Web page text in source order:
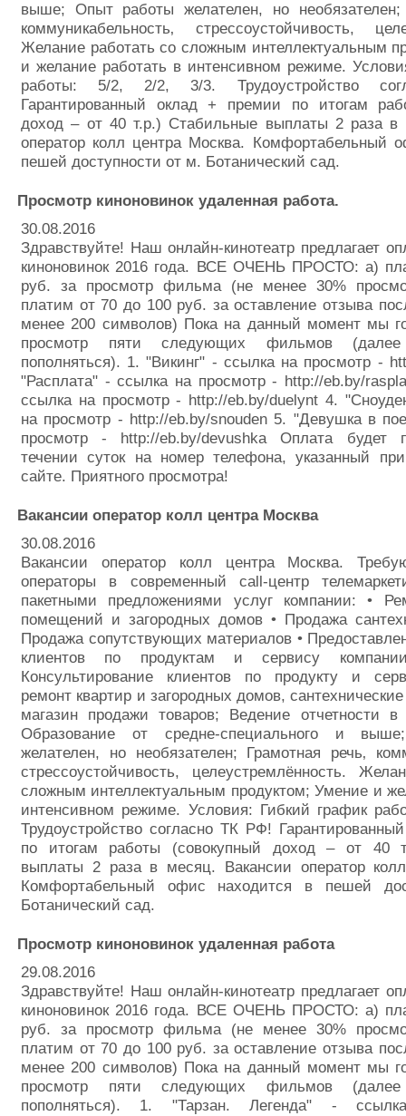
выше; Опыт работы желателен, но необязателен;
коммуникабельность‚ стрессоустойчивость,
Желание работать со сложным интеллектуальным
и желание работать в интенсивном режиме.
работы: 5/2, 2/2, 3/3. Трудоустройство
Гарантированный оклад + премии по итогам
доход – от 40 т.р.) Стабильные выплаты 2 раза в
оператор колл центра Москва. Комфортабельный
пешей доступности от м. Ботанический сад.
Просмотр киноновинок удаленная работа.
30.08.2016
Здравствуйте! Наш онлайн-кинотеатр предлагает
киноновинок 2016 года. ВСЕ ОЧЕНЬ ПРОСТО: а)
руб. за просмотр фильма (не менее 30%
платим от 70 до 100 руб. за оставление отзыва
менее 200 символов) Пока на данный момент мы
просмотр пяти следующих фильмов
пополняться). 1. "Викинг" - ссылка на просмотр -
"Расплата" - ссылка на просмотр - http://eb.by/
ссылка на просмотр - http://eb.by/duelynt 4.
на просмотр - http://eb.by/snouden 5. "Девушка в
просмотр - http://eb.by/devushka Оплата будет
течении суток на номер телефона, указанный
сайте. Приятного просмотра!
Вакансии оператор колл центра Москва
30.08.2016
Вакансии оператор колл центра Москва.
операторы в современный call-центр
пакетными предложениями услуг компании: •
помещений и загородных домов • Продажа
Продажа сопутствующих материалов •
клиентов по продуктам и сервису
Консультирование клиентов по продукту и
ремонт квартир и загородных домов,
магазин продажи товаров; Ведение отчетности
Образование от средне-специального и
желателен, но необязателен; Грамотная речь‚
стрессоустойчивость, целеустремлённость.
сложным интеллектуальным продуктом; Умение и
интенсивном режиме. Условия: Гибкий график
Трудоустройство согласно ТК РФ!
по итогам работы (совокупный доход – от 40
выплаты 2 раза в месяц. Вакансии оператор
Комфортабельный офис находится в пешей
Ботанический сад.
Просмотр киноновинок удаленная работа
29.08.2016
Здравствуйте! Наш онлайн-кинотеатр предлагает
киноновинок 2016 года. ВСЕ ОЧЕНЬ ПРОСТО: а)
руб. за просмотр фильма (не менее 30%
платим от 70 до 100 руб. за оставление отзыва
менее 200 символов) Пока на данный момент мы
просмотр пяти следующих фильмов
пополняться). 1. "Тарзан. Легенда" -